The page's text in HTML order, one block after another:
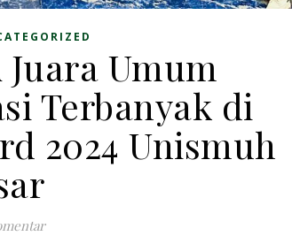
Umum
Terbanyak di
2024 Unismuh